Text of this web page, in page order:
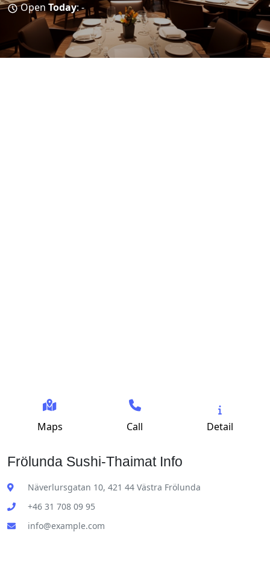
Open Today: -
Maps Call Detail
Frölunda Sushi-Thaimat Info
Näverlursgatan 10, 421 44 Västra Frölunda
+46 31 708 09 95
info@example.com